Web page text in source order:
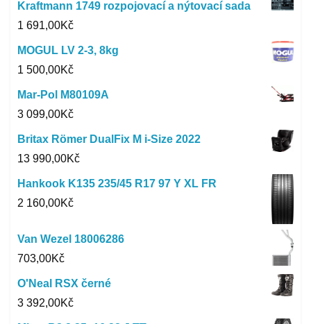
Kraftmann 1749 rozpojovací a nýtovací sada
1 691,00Kč
MOGUL LV 2-3, 8kg
1 500,00Kč
Mar-Pol M80109A
3 099,00Kč
Britax Römer DualFix M i-Size 2022
13 990,00Kč
Hankook K135 235/45 R17 97 Y XL FR
2 160,00Kč
Van Wezel 18006286
703,00Kč
O'Neal RSX černé
3 392,00Kč